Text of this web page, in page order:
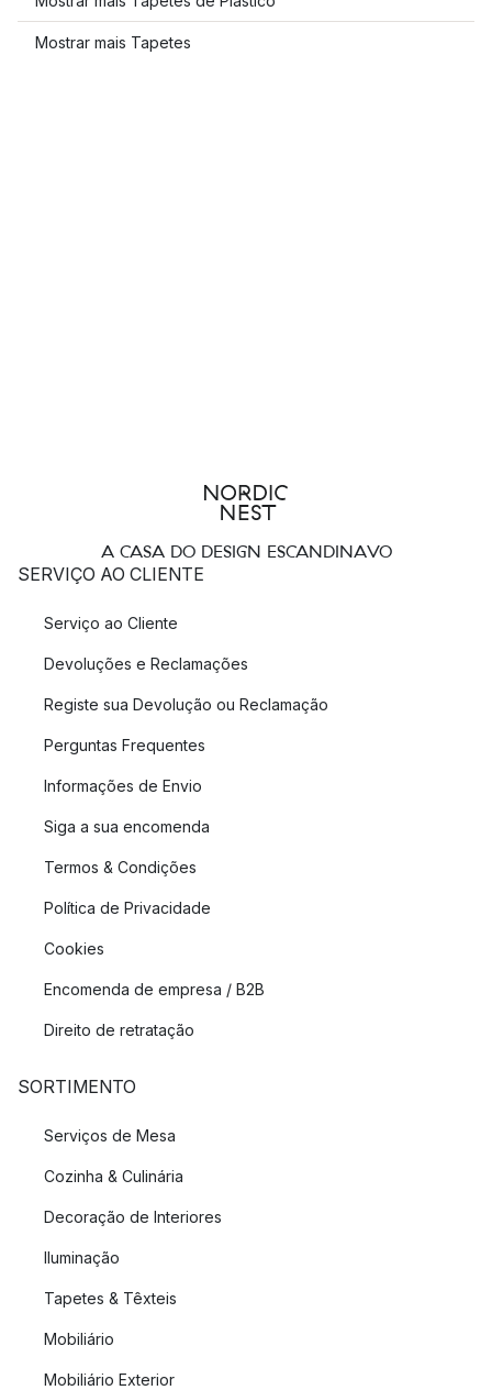
Mostrar mais Tapetes
A CASA DO DESIGN ESCANDINAVO
SERVIÇO AO CLIENTE
Serviço ao Cliente
Devoluções e Reclamações
Registe sua Devolução ou Reclamação
Perguntas Frequentes
Informações de Envio
Siga a sua encomenda
Termos & Condições
Política de Privacidade
Cookies
Encomenda de empresa / B2B
Direito de retratação
SORTIMENTO
Serviços de Mesa
Cozinha & Culinária
Decoração de Interiores
Iluminação
Tapetes & Têxteis
Mobiliário
Mobiliário Exterior